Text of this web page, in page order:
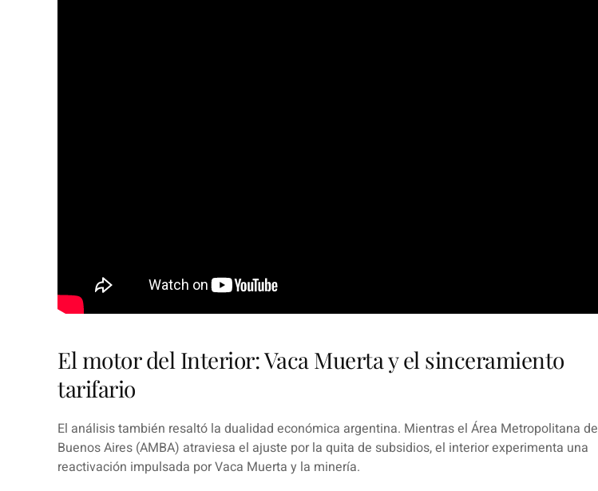
El motor del Interior: Vaca Muerta y el sinceramiento
tarifario
El análisis también resaltó la dualidad económica argentina. Mientras el Área Metropolitana de
Buenos Aires (AMBA) atraviesa el ajuste por la quita de subsidios, el interior experimenta una
reactivación impulsada porVaca Muerta y la minería.